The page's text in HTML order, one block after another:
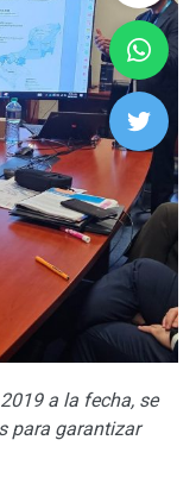
a la fecha, se
para garantizar